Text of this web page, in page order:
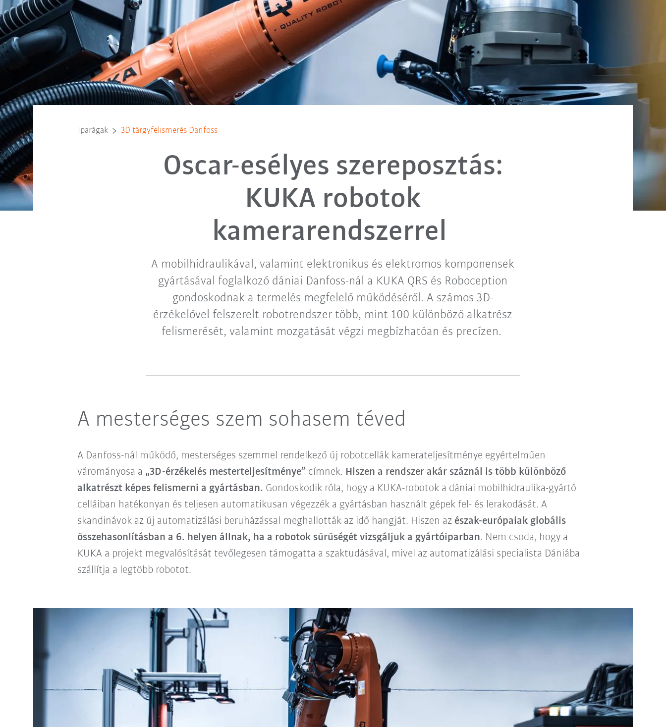
Iparágak 3D tárgyfelismerés Danfoss
Oscar-esélyes szereposztás:
KUKA robotok
kamerarendszerrel
A mobilhidraulikával, valamint elektronikus és elektromos komponensek
gyártásával foglalkozó dániai Danfoss-nál a KUKA QRS és Roboception
gondoskodnak a termelés megfelelő működéséről. A számos 3D-
érzékelővel felszerelt robotrendszer több, mint 100 különböző alkatrész
felismerését, valamint mozgatását végzi megbízhatóan és precízen.
A mesterséges szem sohasem téved
A Danfoss-nál működő, mesterséges szemmel rendelkező új robotcellák kamerateljesítménye egyértelműen
várományosa a „3D-érzékelés mesterteljesítménye” címnek. Hiszen a rendszer akár száznál is több különböző
alkatrészt képes felismerni a gyártásban. Gondoskodik róla, hogy a KUKA-robotok a dániai mobilhidraulika-gyártó
celláiban hatékonyan és teljesen automatikusan végezzék a gyártásban használt gépek fel- és lerakodását. A
skandinávok az új automatizálási beruházással meghallották az idő hangját. Hiszen az észak-európaiak globális
összehasonlításban a 6. helyen állnak, ha a robotok sűrűségét vizsgáljuk a gyártóiparban. Nem csoda, hogy a
KUKA a projekt megvalósítását tevőlegesen támogatta a szaktudásával, mivel az automatizálási specialista Dániába
szállítja a legtöbb robotot.